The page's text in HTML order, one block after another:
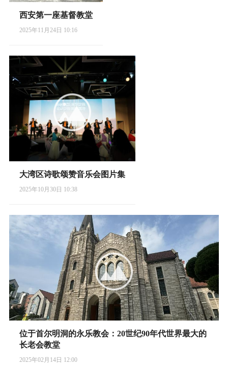
西安第一座基督教堂
2025年11月24日 10:16
大湾区诗歌颂赞音乐会图片集
2025年10月30日 10:38
位于首尔明洞的永乐教会：20世纪90年代世界最大的
长老会教堂
2025年02月14日 12:00